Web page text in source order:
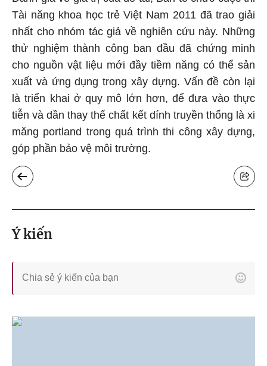
Tài năng khoa học trẻ Việt Nam 2011 đã trao giải
nhất cho nhóm tác giả về nghiên cứu này. Những
thử nghiệm thành công ban đầu đã chứng minh
cho nguồn vật liệu mới đầy tiềm năng có thể sản
xuất và ứng dụng trong xây dựng. Vấn đề còn lại
là triển khai ở quy mô lớn hơn, để đưa vào thực
tiễn và dần thay thế chất kết dính truyền thống là xi
măng portland trong quá trình thi công xây dựng,
góp phần bảo vệ môi trường.
Ý kiến